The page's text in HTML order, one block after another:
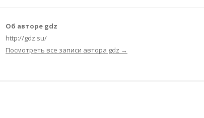
Об авторе gdz
http://gdz.su/
Посмотреть все записи автора gdz →